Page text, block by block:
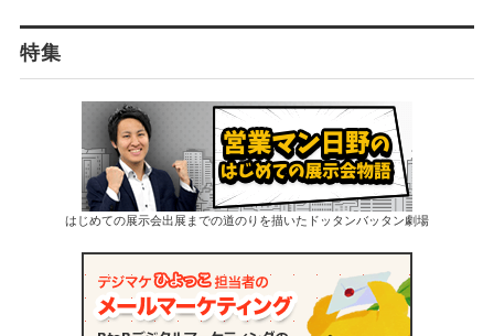
特集
はじめての展示会出展までの道のりを描いたドッタンバッタン劇場